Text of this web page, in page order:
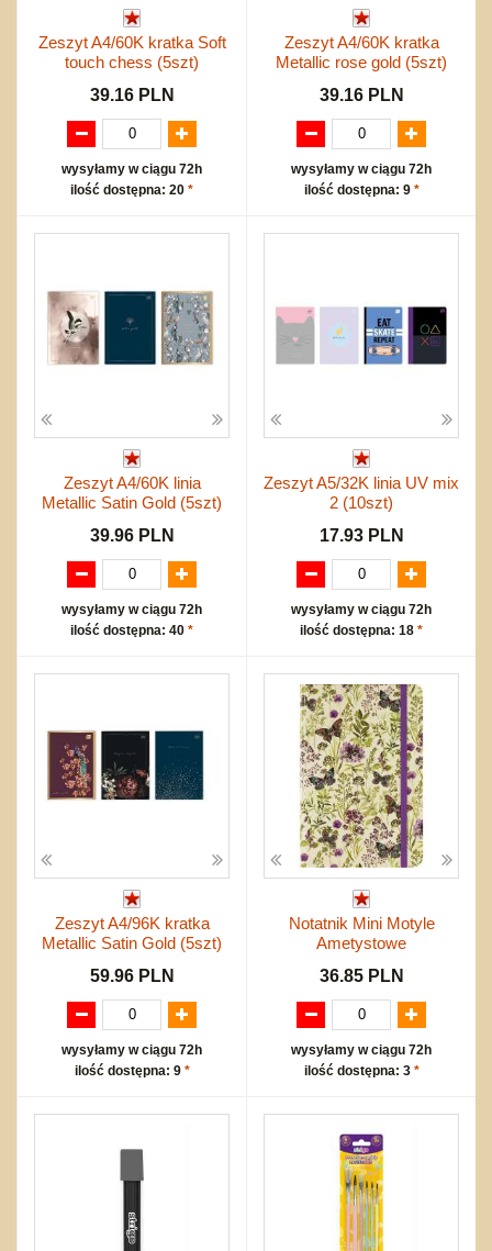
Zeszyt A4/60K kratka Soft
touch chess (5szt)
39.16 PLN
wysyłamy w ciągu 72h
ilość dostępna: 20 *
Zeszyt A4/60K kratka
Metallic rose gold (5szt)
39.16 PLN
wysyłamy w ciągu 72h
ilość dostępna: 9 *
Zeszyt A4/60K linia
Metallic Satin Gold (5szt)
39.96 PLN
wysyłamy w ciągu 72h
ilość dostępna: 40 *
Zeszyt A5/32K linia UV mix
2 (10szt)
17.93 PLN
wysyłamy w ciągu 72h
ilość dostępna: 18 *
Zeszyt A4/96K kratka
Metallic Satin Gold (5szt)
59.96 PLN
wysyłamy w ciągu 72h
ilość dostępna: 9 *
Notatnik Mini Motyle
Ametystowe
36.85 PLN
wysyłamy w ciągu 72h
ilość dostępna: 3 *